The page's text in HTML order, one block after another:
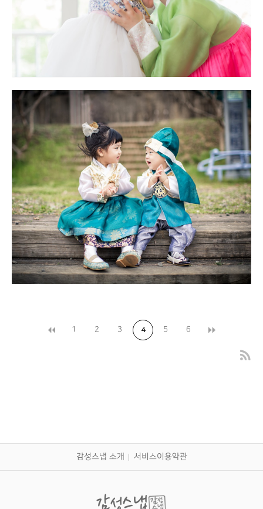
아트리움대구돌스냅
1 2 3 4 5 6
감성스냅 소개 서비스이용약관